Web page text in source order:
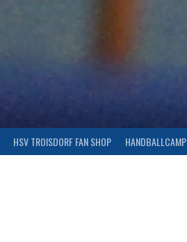
HSV TROISDORF FAN SHOP HANDBALLCAMP